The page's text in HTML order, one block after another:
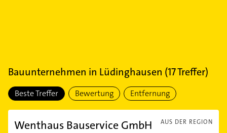
Bauunternehmen in Lüdinghausen (17Treffer)
Beste Treffer Bewertung Entfernung
AUS DER REGION
Wenthaus Bauservice GmbH